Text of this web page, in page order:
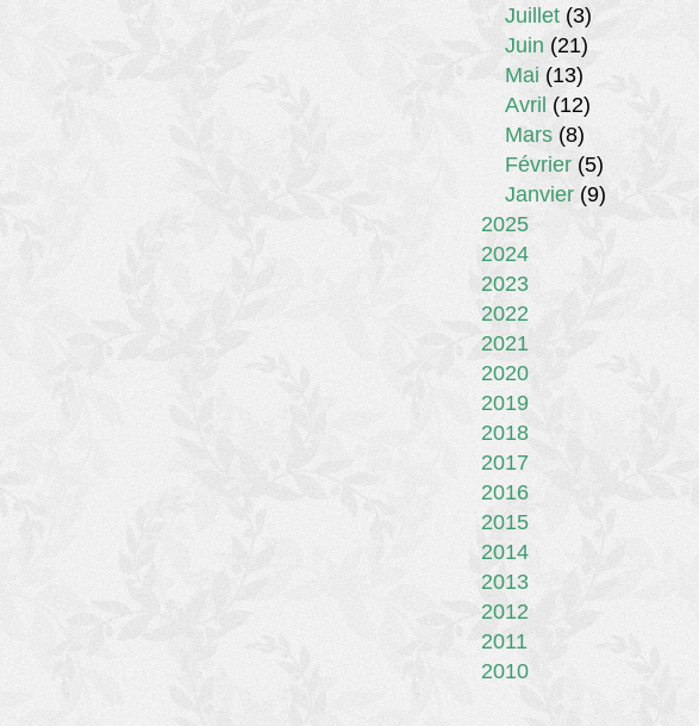
Juillet (3)
Juin (21)
Mai (13)
Avril (12)
Mars (8)
Février (5)
Janvier (9)
2025
2024
2023
2022
2021
2020
2019
2018
2017
2016
2015
2014
2013
2012
2011
2010